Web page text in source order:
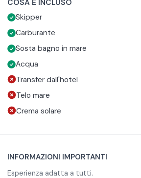
lsola di Ortigia
Castello di Maniace
Fonte Aretusa
COSA È INCLUSO
Skipper
Carburante
Sosta bagno in mare
Acqua
Transfer dall'hotel
Telo mare
Crema solare
INFORMAZIONI IMPORTANTI
Esperienza adatta a tutti.